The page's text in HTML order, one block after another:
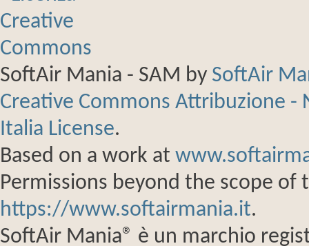
SoftAir Mania - SAM by SoftAir
Creative Commons Attribuzione
Italia License.
Based on a work at
Permissions beyond the scope of
https://www.softairmania.it.
SoftAir Mania® è un marchio